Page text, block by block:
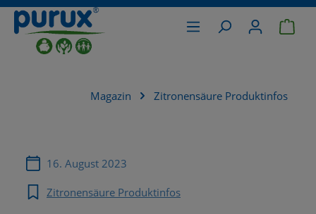
springen
Magazin Zitronensäure Produktinfos
16. August 2023
Zitronensäure Produktinfos